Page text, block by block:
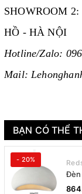
SHOWROOM
HỒ - HÀ NỘI
Hotline/Zalo:
Mail:
BẠN CÓ THỂ
- 20%
Đèn